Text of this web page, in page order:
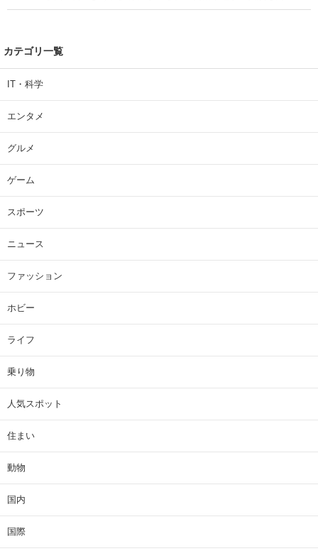
| 大学 ねとらぼリサーチ
カテゴリ一覧
IT・科学
エンタメ
グルメ
ゲーム
スポーツ
ニュース
ファッション
ホビー
ライフ
乗り物
人気スポット
住まい
動物
国内
国際